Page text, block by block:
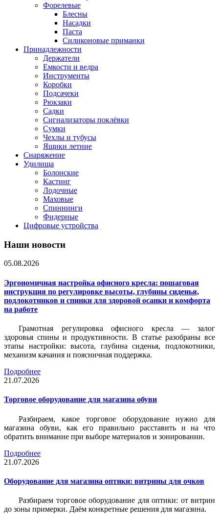
Форелевые
Блесны
Насадки
Паста
Силиконовые приманки
Принадлежности
Держатели
Емкости и ведра
Инструменты
Коробки
Подсачеки
Рюкзаки
Садки
Сигнализаторы поклёвки
Сумки
Чехлы и тубусы
Ящики летние
Снаряжение
Удилища
Болонские
Кастинг
Лодочные
Маховые
Спиннинги
Фидерные
Цифровые устройства
Наши новости
05.08.2026
Эргономичная настройка офисного кресла: пошаговая
инструкция по регулировке высоты, глубины сиденья,
подлокотников и спинки для здоровой осанки и комфорта
на работе
Грамотная регулировка офисного кресла — залог
здоровья спины и продуктивности. В статье разобраны все
этапы настройки: высота, глубина сиденья, подлокотники,
механизм качания и поясничная поддержка.
Подробнее
21.07.2026
Торговое оборудование для магазина обуви
Разбираем, какое торговое оборудование нужно для
магазина обуви, как его правильно расставить и на что
обратить внимание при выборе материалов и зонировании.
Подробнее
21.07.2026
Оборудование для магазина оптики: витрины для очков
Разбираем торговое оборудование для оптики: от витрин
до зоны примерки. Даём конкретные решения для магазина.